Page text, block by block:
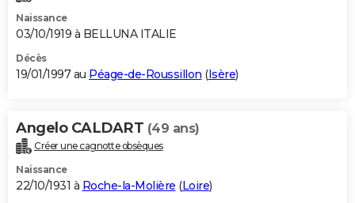
Naissance
03/10/1919 à BELLUNA ITALIE
Décès
19/01/1997 au Péage-de-Roussillon (Isère)
Angelo CALDART (49 ans)
Créer une cagnotte obsèques
Naissance
22/10/1931 à Roche-la-Molière (Loire)